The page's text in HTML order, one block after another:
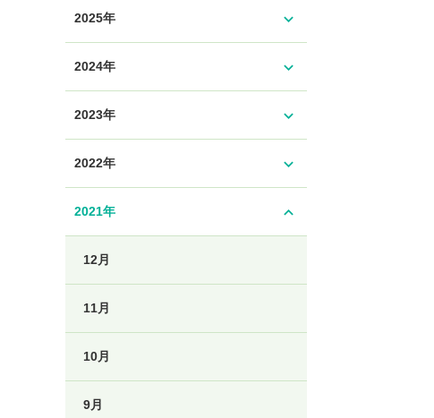
2025年 expand_more
2024年 expand_more
2023年 expand_more
2022年 expand_more
2021年 expand_less
12月
11月
10月
9月